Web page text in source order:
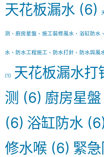
天花板漏水 (6)
测、廚房星盤、施工裝修風水、浴缸防水
水、防水工程施工、防水打針、防水與風
(1) 天花板漏水打
测 (6) 廚房星盤
(6) 浴缸防水
修水喉 (6) 緊